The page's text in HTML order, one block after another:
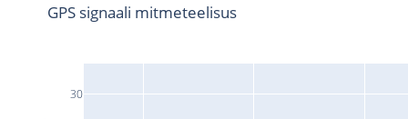
30
GPS signaali mitmeteelisus